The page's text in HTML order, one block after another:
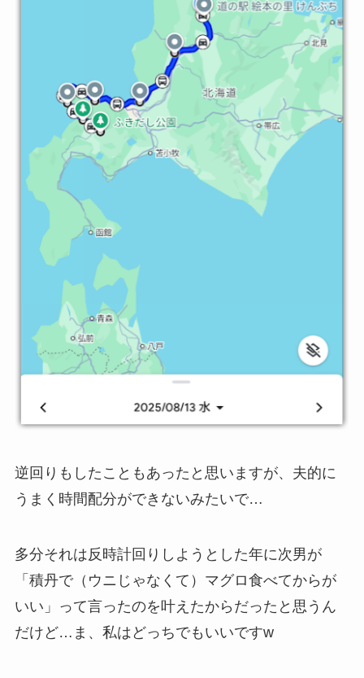
逆回りもしたこともあったと思いますが、夫的に
うまく時間配分ができないみたいで…
多分それは反時計回りしようとした年に次男が
「積丹で（ウニじゃなくて）マグロ食べてからが
いい」って言ったのを叶えたからだったと思うん
だけど…ま、私はどっちでもいいですw